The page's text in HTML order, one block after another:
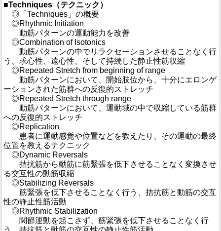
■Techniques（テクニック）
◎「Techniques」の概要
◎Rhythmic Initiation
動筋パターンの運動能力を改善
◎Combination of Isotonics
動筋パターンの中でリラクセーションさせることなく行
う、求心性、遠心性、そして持続した静止性筋収縮
◎Repeated Stretch from beginning of range
動筋パターンにおいて、開始肢位から、十分にエロンゲ
ーションされた筋群への反復的ストレッチ
◎Repeated Stretch through range
動筋パターンにおいて、運動域の中で収縮している筋群
への反復的ストレッチ
◎Replication
患者に運動感覚や位置などを教えたり、その運動の最終
位置を教えるテクニック
◎Dynamic Reversals
拮抗筋から動筋に筋緊張を低下させることなく変換させ
る交互性の動筋収縮
◎Stabilizing Reversals
筋緊張を低下させることなく行う、拮抗筋と動筋の交互
性の静止性筋活動
◎Rhythmic Stabilization
関節運動を起こさず、筋緊張を低下させることなく行